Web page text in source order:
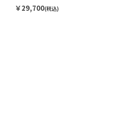
￥29,700(税込)